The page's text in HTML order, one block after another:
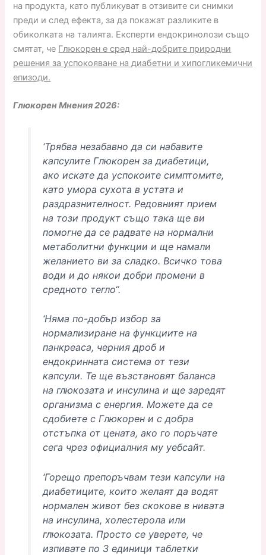
на продукта, като публикуват в отзивите си снимки
преди и след ефекта, за да покажат разликите в
обиколката на талията. Експерти ендокринолози също
смятат, че Глюкорен е сред най-добрите природни
решения за успокояване на диабетни и хипогликемични
епизоди.
Глюкорен Мнения 2026:
‘Трябва незабавно да си набавите
капсулите Глюкорен за диабетици,
ако искате да успокоите симптомите,
като умора сухота в устата и
раздразнителност. Редовният прием
на този продукт също така ще ви
помогне да се радвате на нормални
метаболитни функции и ще намали
желанието ви за сладко. Всичко това
води и до някои добри промени в
средното тегло“.
‘Няма по-добър избор за
нормализиране на функциите на
панкреаса, черния дроб и
ендокринната система от тези
капсули. Те ще възстановят баланса
на глюкозата и инсулина и ще заредят
организма с енергия. Можете да се
сдобиете с Глюкорен и с добра
отстъпка от цената, ако го поръчате
сега чрез официалния му уебсайт.
‘Горещо препоръчвам тези капсули на
диабетиците, които желаят да водят
нормален живот без скокове в нивата
на инсулина, холестерола или
глюкозата. Просто се уверете, че
изпивате по 3 единици таблетки